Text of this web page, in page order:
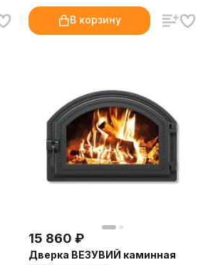
В корзину
15 860 ₽
Дверка ВЕЗУВИЙ каминная